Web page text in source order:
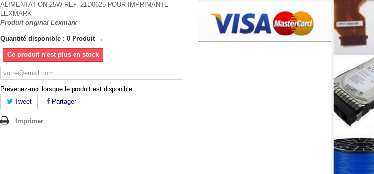
ALIMENTATION 25W REF. 21D0625 POUR IMPRIMANTE
LEXMARK
Produit original Lexmark
Quantité disponible : 0 Produit →
Ce produit n'est plus en stock
Prévenez-moi lorsque le produit est disponible
Tweet
Partager
Imprimer